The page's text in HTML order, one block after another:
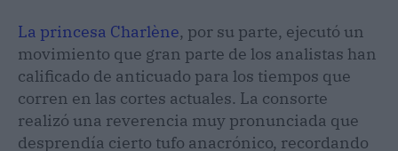
La princesa Charlène, por su parte, ejecutó un
movimiento que gran parte de los analistas han
calificado de anticuado para los tiempos que
corren en las cortes actuales. La consorte
realizó una reverencia muy pronunciada que
desprendía cierto tufo anacrónico, recordando